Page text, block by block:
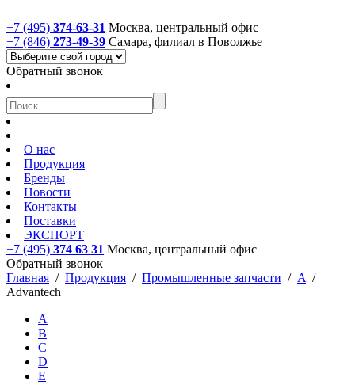
+7 (495) 374-63-31 Москва, центральный офис
+7 (846) 273-49-39 Самара, филиал в Поволжье
Обратный звонок
О нас
Продукция
Бренды
Новости
Контакты
Поставки
ЭКСПОРТ
+7 (495) 374 63 31 Москва, центральный офис
Обратный звонок
Главная / Продукция / Промышленные запчасти / A /
Advantech
A
B
C
D
E